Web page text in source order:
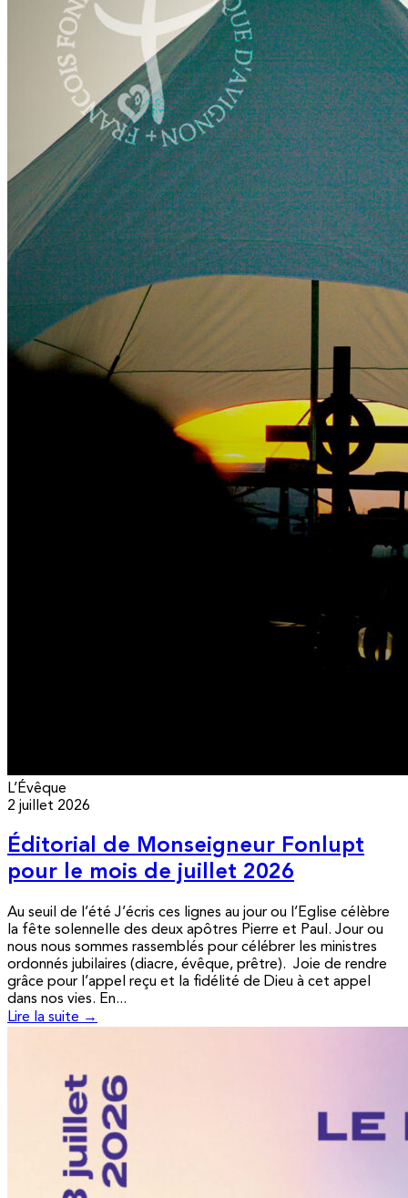
L’Évêque
2 juillet 2026
Éditorial de Monseigneur Fonlupt
pour le mois de juillet 2026
Au seuil de l’été J’écris ces lignes au jour ou l’Eglise célèbre
la fête solennelle des deux apôtres Pierre et Paul. Jour ou
nous nous sommes rassemblés pour célébrer les ministres
ordonnés jubilaires (diacre, évêque, prêtre). Joie de rendre
grâce pour l’appel reçu et la fidélité de Dieu à cet appel
dans nos vies. En...
Lire la suite →